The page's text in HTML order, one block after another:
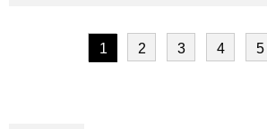
1 2 3 4 5